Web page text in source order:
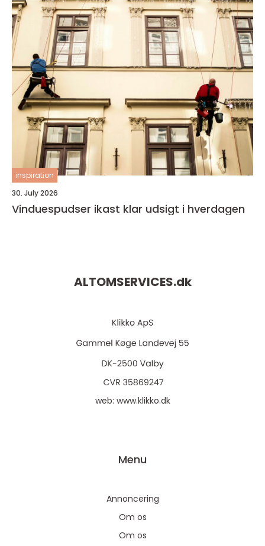
inspiration
30. July 2026
Vinduespudser ikast klar udsigt i hverdagen
ALTOMSERVICES.dk
web: www.klikko.dk
Menu
Annoncering
Om os
Om os